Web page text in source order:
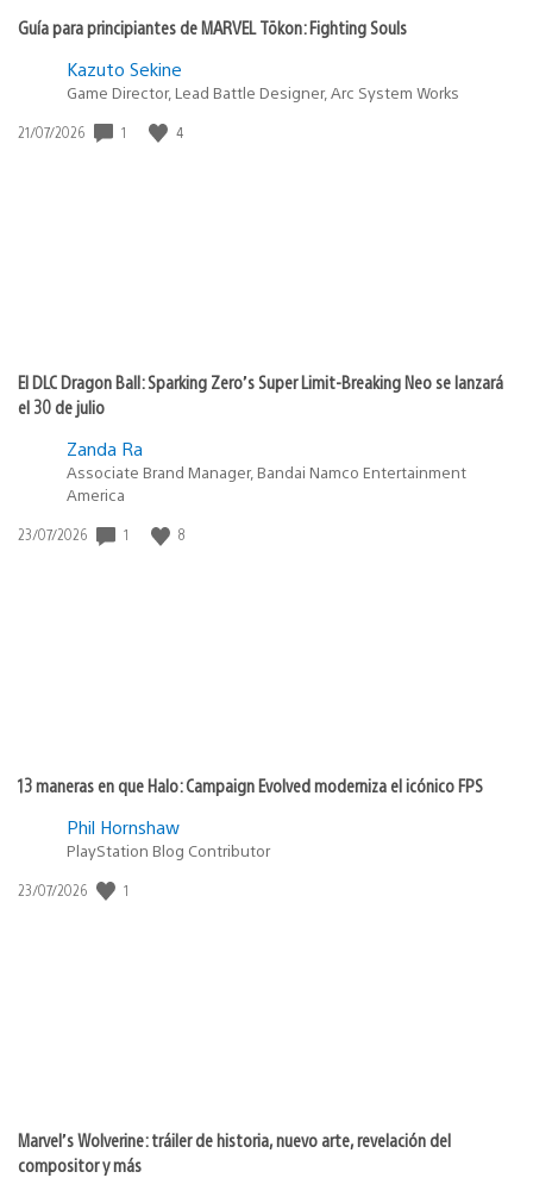
Guía para principiantes de MARVEL Tōkon: Fighting Souls
Kazuto Sekine
Game Director, Lead Battle Designer, Arc System Works
Fecha
21/07/2026 1 4
El DLC Dragon Ball: Sparking Zero’s Super Limit-Breaking Neo se lanzará
el 30 de julio
Zanda Ra
Associate Brand Manager, Bandai Namco Entertainment
America
Fecha
23/07/2026 1 8
13 maneras en que Halo: Campaign Evolved moderniza el icónico FPS
Phil Hornshaw
PlayStation Blog Contributor
Fecha
23/07/2026 1
Marvel’s Wolverine: tráiler de historia, nuevo arte, revelación del
compositor y más